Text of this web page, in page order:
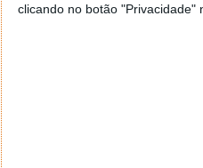
clicando no botão "Privacidade"